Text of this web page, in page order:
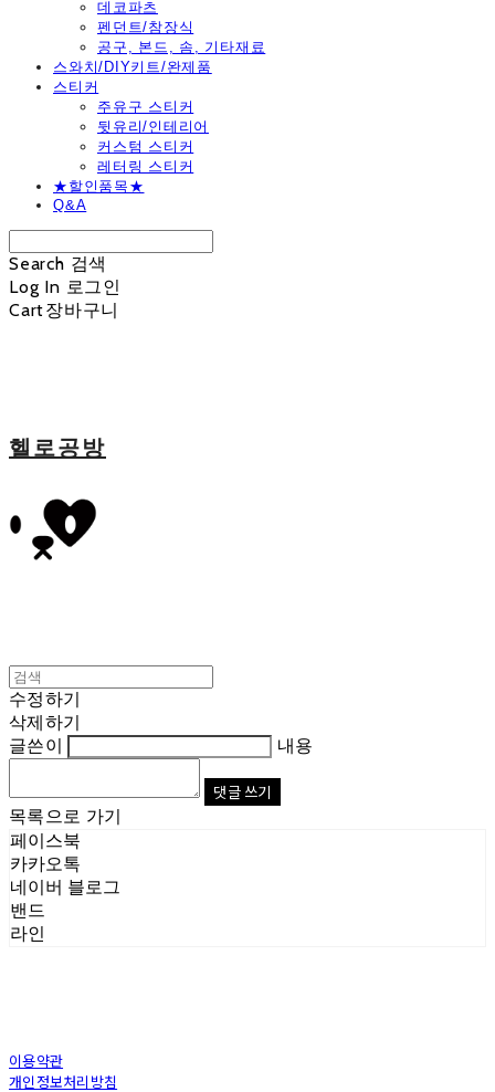
데코파츠
펜던트/참장식
공구, 본드, 솜, 기타재료
스와치/DIY키트/완제품
스티커
주유구 스티커
뒷유리/인테리어
커스텀 스티커
레터링 스티커
★할인품목★
Q&A
Search 검색
Log In 로그인
Cart장바구니
헬로공방
수정하기
삭제하기
글쓴이
내용
댓글 쓰기
목록으로 가기
페이스북
카카오톡
네이버 블로그
밴드
라인
이용약관
개인정보처리방침